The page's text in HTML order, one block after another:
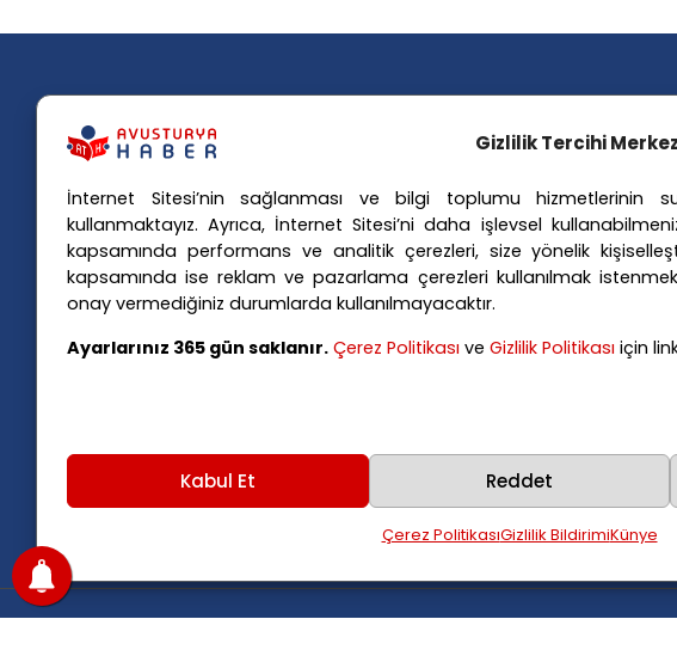
Gizlilik Tercihi
İnternet Sitesi’nin sağlanması ve bilgi toplumu hizmetlerinin
kullanmaktayız. Ayrıca, İnternet Sitesi’ni daha işlevsel
kapsamında performans ve analitik çerezleri, size yönelik
kapsamında ise reklam ve pazarlama çerezleri kullanılmak
onay vermediğiniz durumlarda kullanılmayacaktır.
Ayarlarınız 365 gün saklanır. Çerez Politikası ve Gizlilik Politikası için
Kabul Et Reddet
Çerez PolitikasıGizlilik BildirimiKünye
Avusturya basınındaki haberleri
anında Türkçe'ye çevirerek,
gündemini ana dillerinde takip
Popüler Etiketler
Avusturya Adalet
Avusturya Trafik